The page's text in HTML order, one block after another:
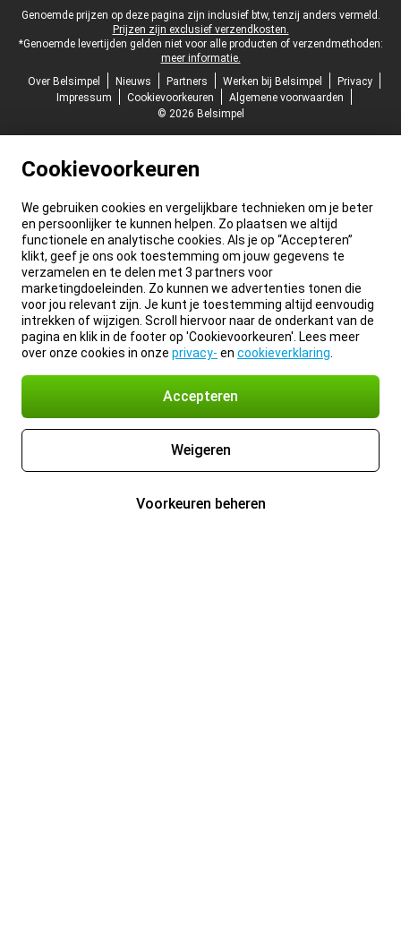
Juridische voettekst
Genoemde prijzen op deze pagina zijn inclusief btw, tenzij anders vermeld.
Prijzen zijn exclusief verzendkosten.
*Genoemde levertijden gelden niet voor alle producten of verzendmethoden:
meer informatie.
Over Belsimpel
Nieuws Partners Werken bij Belsimpel
Privacy
Impressum
Cookievoorkeuren
Algemene voorwaarden
© 2026 Belsimpel
Cookievoorkeuren
We gebruiken cookies en vergelijkbare technieken om je beter
en persoonlijker te kunnen helpen. Zo plaatsen we altijd
functionele en analytische cookies. Als je op “Accepteren”
klikt, geef je ons ook toestemming om jouw gegevens te
verzamelen en te delen met 3 partners voor
marketingdoeleinden. Zo kunnen we advertenties tonen die
voor jou relevant zijn. Je kunt je toestemming altijd eenvoudig
intrekken of wijzigen. Scroll hiervoor naar de onderkant van de
pagina en klik in de footer op 'Cookievoorkeuren'. Lees meer
over onze cookies in onze privacy- en cookieverklaring
Accepteren
Weigeren
Voorkeuren beheren